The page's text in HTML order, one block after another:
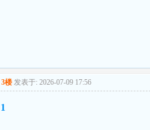
3楼 发表于: 2026-07-09 17:56
1